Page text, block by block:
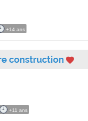
+14 ans
construction
+11 ans